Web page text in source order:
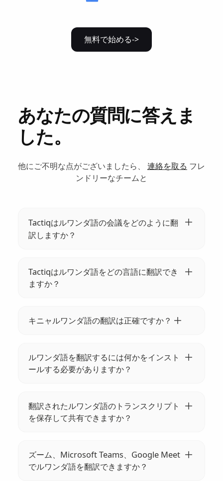
無料で始める->
あなたの質問に答えま
した。
他にご不明な点がございましたら、 連絡を取る フレ
ンドリーなチームと
Tactiqはルワンダ語の会議をどのように翻
訳しますか？
語に瞬時に翻訳します。会議を開始し、Tactiq
に文字起こしを任せて、希望する翻訳言語を
選択するだけです。
Tactiqはルワンダ語をどの言語に翻訳でき
ますか？
ペイン語、ドイツ語など35以上の言語に翻訳
できます。詳細については、全リストをご覧
キニャルワンダ語の翻訳は正確ですか？
高精度に翻訳し、明確で効果的な多言語コミ
ュニケーションを維持するのに役立ちます。
ルワンダ語を翻訳するには何かをインスト
ールする必要がありますか？
ールする必要があります。Google Meet、
Zoom、Microsoft Teams と連携して、リア
ルタイムの文字起こしと翻訳を行います。
翻訳されたルワンダ語のトランスクリプト
を保存して共有できますか？
プトを保存して電子メールや共有可能なリン
クで共有したり、PDFまたはTXTファイルとし
てエクスポートしてより良い文書化を実現し
ズーム、Microsoft Teams、Google Meet
でルワンダ語を翻訳できますか？